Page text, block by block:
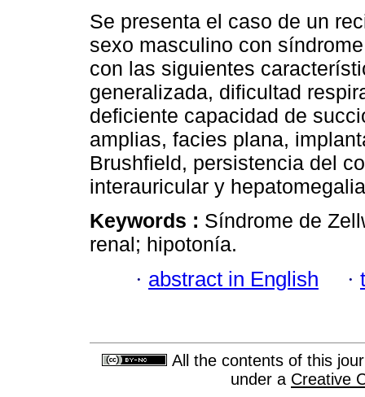
Se presenta el caso de un
sexo masculino con
con las siguientes
generalizada, dificultad
deficiente capacidad de
amplias, facies plana,
Brushfield, persistencia del
interauricular y
Keywords : Síndrome de
renal; hipotonía.
· abstract in English ·
All the contents of this
under a Creative